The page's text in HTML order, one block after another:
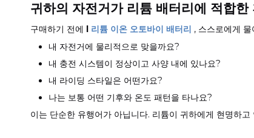
귀하의 자전거가 리튬 배터리에 적합한
구매하기 전에 l 리튬 이온 오토바이 배터리 , 스스로에게 물
내 자전거에 물리적으로 맞을까요?
내 충전 시스템이 정상이고 사양 내에 있나요?
내 라이딩 스타일은 어떤가요?
나는 보통 어떤 기후와 온도 패턴을 타나요?
이는 단순한 유행어가 아닙니다. 리튬이 귀하에게 현명하